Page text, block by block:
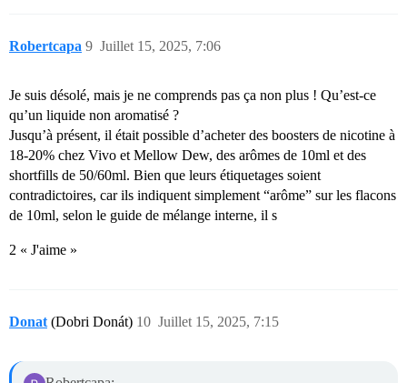
Robertcapa Juillet 15, 2025, 7:06
9
Je suis désolé, mais je ne comprends pas ça non plus ! Qu’est-ce
qu’un liquide non aromatisé ?
Jusqu’à présent, il était possible d’acheter des boosters de nicotine à
18-20% chez Vivo et Mellow Dew, des arômes de 10ml et des
shortfills de 50/60ml. Bien que leurs étiquetages soient
contradictoires, car ils indiquent simplement “arôme” sur les flacons
de 10ml, selon le guide de mélange interne, il s
2 « J'aime »
Donat (Dobri Donát) Juillet 15, 2025, 7:15
10